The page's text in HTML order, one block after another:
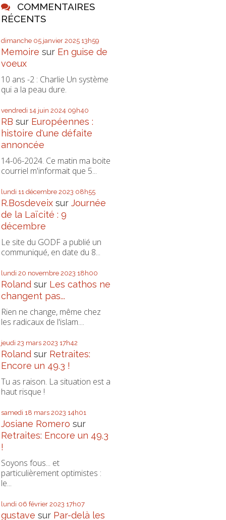
COMMENTAIRES
RÉCENTS
dimanche 05 janvier 2025 13h59
Memoire sur En guise de
voeux
10 ans -2 : Charlie Un système
qui a la peau dure.
vendredi 14 juin 2024 09h40
RB sur Européennes :
histoire d'une défaite
annoncée
14-06-2024. Ce matin ma boite
courriel m'informait que 5...
lundi 11 décembre 2023 08h55
R.Bosdeveix sur Journée
de la Laïcité : 9
décembre
Le site du GODF a publié un
communiqué, en date du 8...
lundi 20 novembre 2023 18h00
Roland sur Les cathos ne
changent pas...
Rien ne change, même chez
les radicaux de l'islam....
jeudi 23 mars 2023 17h42
Roland sur Retraites:
Encore un 49.3 !
Tu as raison. La situation est a
haut risque !
samedi 18 mars 2023 14h01
Josiane Romero sur
Retraites: Encore un 49.3
!
Soyons fous... et
particulièrement optimistes :
le...
lundi 06 février 2023 17h07
gustave sur Par-delà les